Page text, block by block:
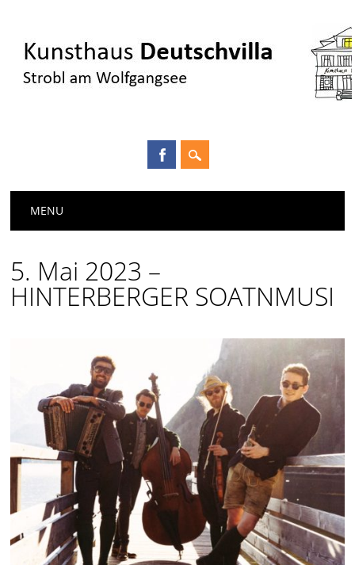
Main menu
MENU
5. Mai 2023 –
HINTERBERGER SOATNMUSI